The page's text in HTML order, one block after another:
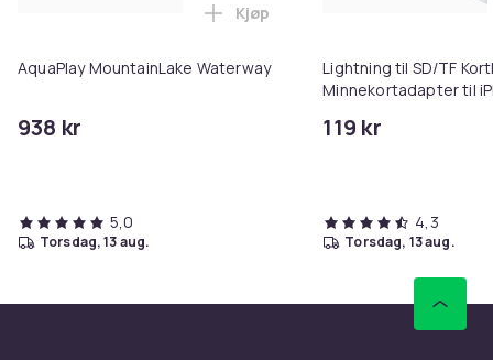
AquaPlay MountainLake Waterway
938 kr
Legg AquaPlay MountainLake
Kjøp
5,0
torsdag, 13 aug.
Lightning til SD/TF
Minnekortadapter til
119 kr
4,3
torsdag, 13 aug.